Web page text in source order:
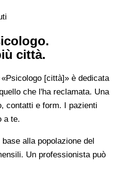
città.
[città]» è dedicata
che l'ha reclamata. Una
contatti e form. I pazienti
a te.
base alla popolazione del
Un professionista può